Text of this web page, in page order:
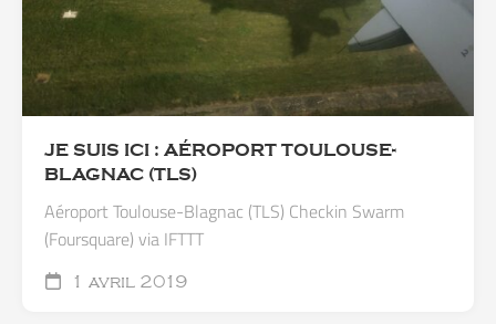
JE SUIS ICI : AÉROPORT TOULOUSE-
BLAGNAC (TLS)
Aéroport Toulouse-Blagnac (TLS) Checkin Swarm
(Foursquare) via IFTTT
1 avril 2019